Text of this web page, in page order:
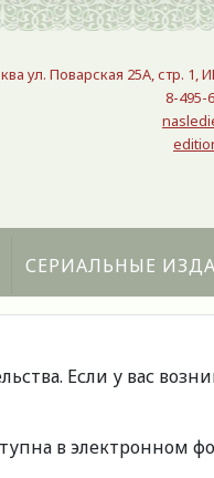
ул. Поварская 25A, стр. 1,
8-495-
СЕРИАЛЬНЫЕ
Если у вас
в электронном